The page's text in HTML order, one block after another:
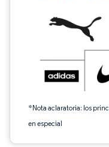
*Nota aclaratoria: los
en especial